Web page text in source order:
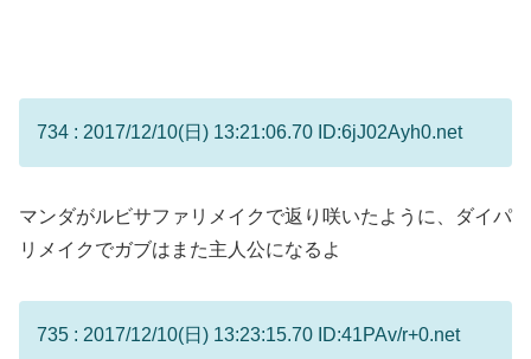
734 : 2017/12/10(日) 13:21:06.70 ID:6jJ02Ayh0.net
マンダがルビサファリメイクで返り咲いたように、ダイパ
リメイクでガブはまた主人公になるよ
735 : 2017/12/10(日) 13:23:15.70 ID:41PAv/r+0.net